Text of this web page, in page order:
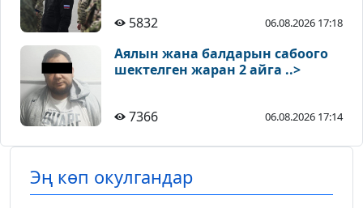
5832 06.08.2026 17:18
Аялын жана балдарын сабоого
шектелген жаран 2 айга ..>
7366 06.08.2026 17:14
Эң көп окулгандар